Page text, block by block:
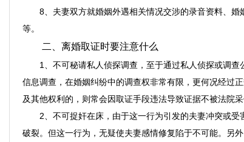
8、夫妻双方就婚姻外遇相关情况交涉的录音资料、婚
等。
二、离婚取证时要注意什么
1、不可秘请私人侦探调查，至于通过私人侦探或调查
信息调查，在婚姻纠纷中的调查权非常有限，更何况经过
及其他权利的，则常会因取证手段违法导致证据不被法院采
2、不可捉奸在床，由于这一行为引发的夫妻冲突或受
破裂。但这一行为，无疑使夫妻感情修复陷于不可能。另